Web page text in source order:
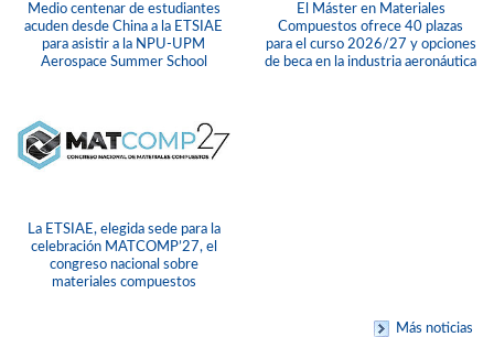
Medio centenar de estudiantes
acuden desde China a la ETSIAE
para asistir a la NPU-UPM
Aerospace Summer School
El Máster en Materiales
Compuestos ofrece 40 plazas
para el curso 2026/27 y opciones
de beca en la industria aeronáutica
La ETSIAE, elegida sede para la
celebración MATCOMP’27, el
congreso nacional sobre
materiales compuestos
Más noticias